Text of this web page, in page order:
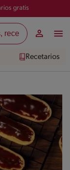
gratis
Recetarios